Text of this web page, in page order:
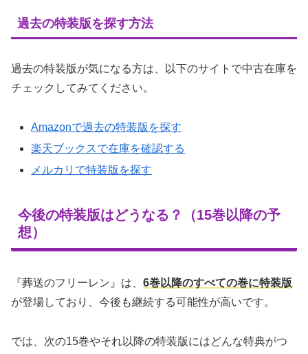
過去の特装版を探す方法
過去の特装版が気になる方は、以下のサイトで中古在庫を
チェックしてみてください。
Amazonで過去の特装版を探す
楽天ブックスで在庫を確認する
メルカリで特装版を探す
今後の特装版はどうなる？（15巻以降の予
想）
『葬送のフリーレン』は、 6巻以降のすべての巻に特装版
が登場しており、今後も継続する可能性が高いです。
では、次の15巻やそれ以降の特装版にはどんな特典がつ